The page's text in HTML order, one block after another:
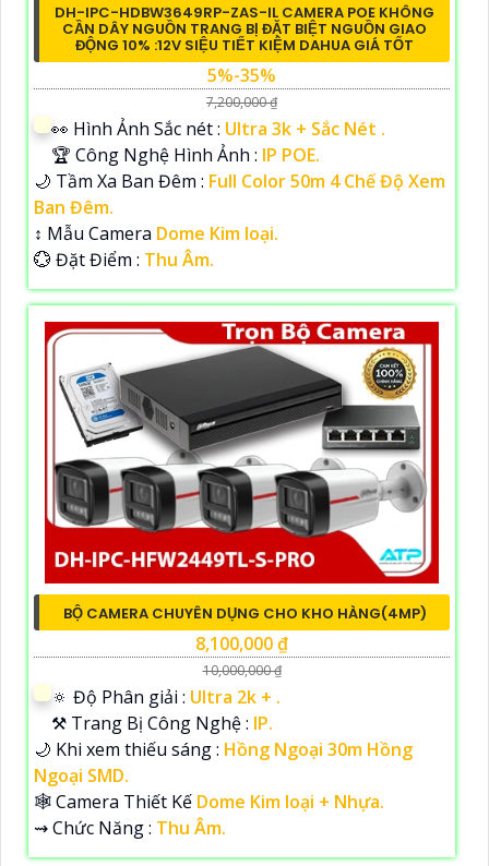
DH-IPC-HDBW3649RP-ZAS-IL CAMERA POE KHÔNG
CẦN DÂY NGUỒN TRANG BỊ ĐẶT BIỆT NGUỒN GIAO
ĐỘNG 10% :12V SIỆU TIẾT KIỆM DAHUA GIÁ TỐT
5%-35%
7,200,000 ₫
️👀 Hình Ảnh Sắc nét : Ultra 3k + Sắc Nét .
🏆 Công Nghệ Hình Ảnh : IP POE.
🌙 Tầm Xa Ban Đêm : Full Color 50m 4 Chế Độ Xem
Ban Đêm.
↕️ Mẫu Camera Dome Kim loại.
️💮 Đặt Điểm : Thu Âm.
BỘ CAMERA CHUYÊN DỤNG CHO KHO HÀNG(4MP)
8,100,000 ₫
10,000,000 ₫
🔅 Độ Phân giải : Ultra 2k + .
⚒ Trang Bị Công Nghệ : IP.
🌙 Khi xem thiếu sáng : Hồng Ngoại 30m Hồng
Ngoại SMD.
🕸️ Camera Thiết Kế Dome Kim loại + Nhựa.
️⇝ Chức Năng : Thu Âm.